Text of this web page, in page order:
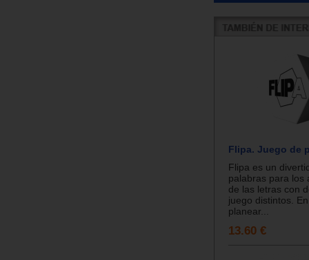
Flipa. Juego de
Flipa es un
palabras para los
de las letras con
juego distintos.
planear...
13.60 €